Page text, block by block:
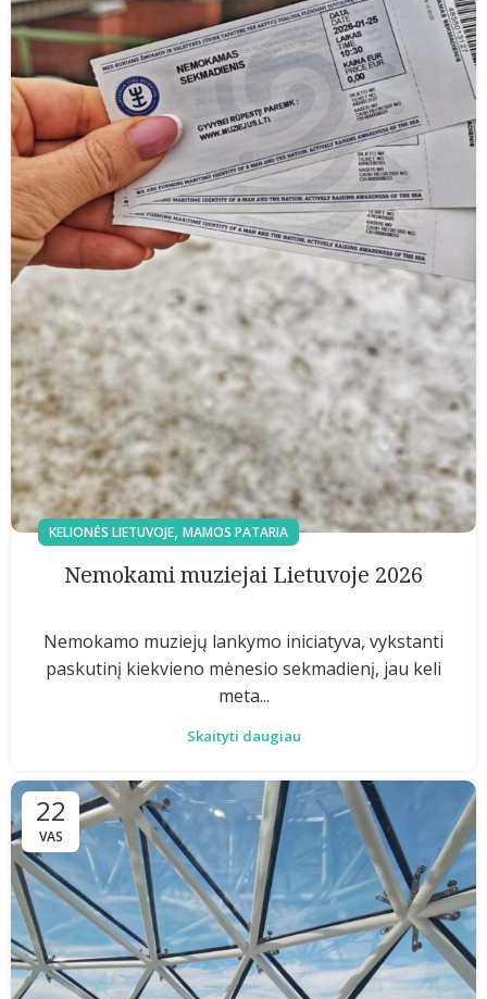
KELIONĖS LIETUVOJE, MAMOS PATARIA
Nemokami muziejai Lietuvoje 2026
Nemokamo muziejų lankymo iniciatyva, vykstanti
paskutinį kiekvieno mėnesio sekmadienį, jau keli
meta...
Skaityti daugiau
22
VAS